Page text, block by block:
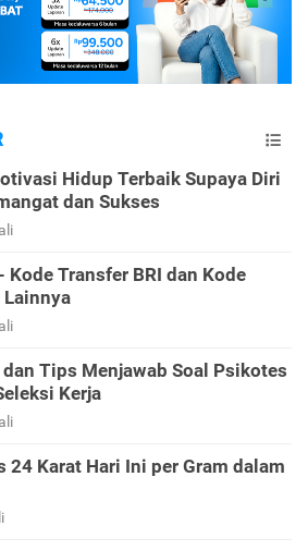
Hidup Terbaik Supaya Diri
dan Sukses
Kode Transfer BRI dan Kode
Lainnya
Tips Menjawab Soal Psikotes
Kerja
24 Karat Hari Ini per Gram dalam